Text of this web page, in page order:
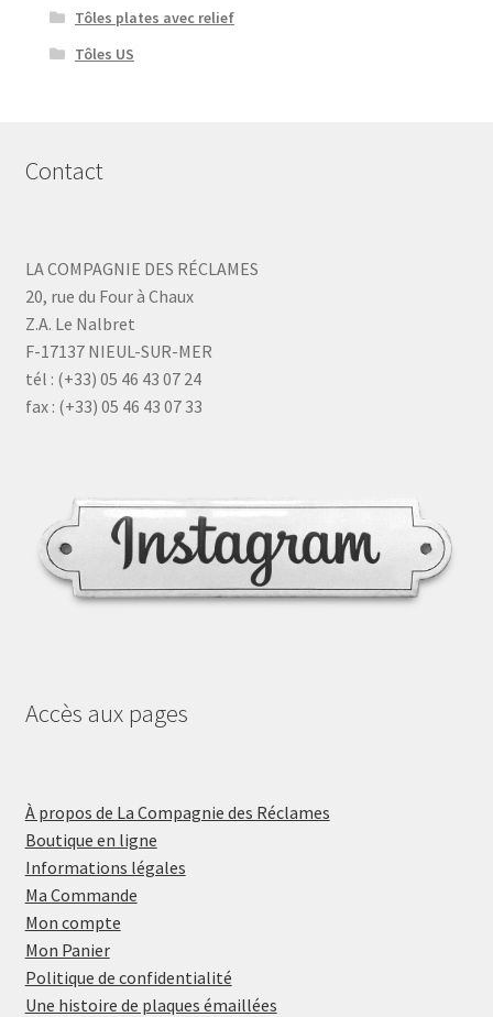
Tôles plates avec relief
Tôles US
Contact
LA COMPAGNIE DES RÉCLAMES
20, rue du Four à Chaux
Z.A. Le Nalbret
F-17137 NIEUL-SUR-MER
tél : (+33) 05 46 43 07 24
fax : (+33) 05 46 43 07 33
Accès aux pages
À propos de La Compagnie des Réclames
Boutique en ligne
Informations légales
Ma Commande
Mon compte
Mon Panier
Politique de confidentialité
Une histoire de plaques émaillées